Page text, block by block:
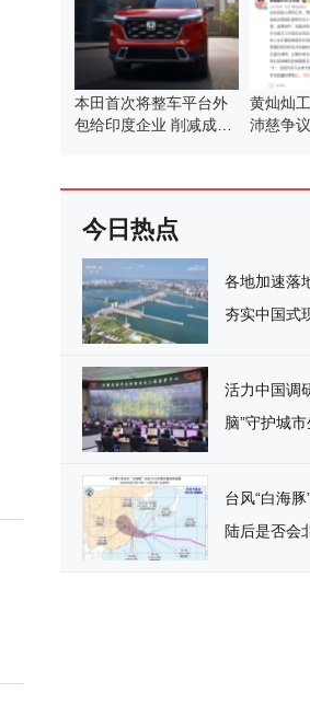
本田首次将整车平台外
包给印度企业 削减成本
黄灿灿
沛慈争
今日热点
各地加速落
夯实中国式
活力中国调
脑”守护城
台风“白海
陆后是否会